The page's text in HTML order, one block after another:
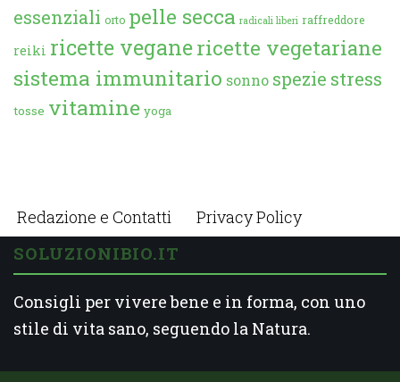
essenziali orto pelle secca radicali liberi raffreddore
reiki ricette veganericette vegetariane
sistema immunitario sonno spezie stress
tosse vitamine yoga
Redazione e Contatti Privacy Policy
SOLUZIONIBIO.IT
Consigli per vivere bene e in forma, con uno
stile di vita sano, seguendo la Natura.